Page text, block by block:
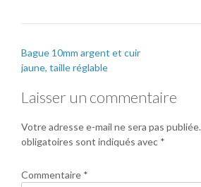
Bague 10mm argent et cuir
jaune, taille réglable
Laisser un commentaire
Votre adresse e-mail ne sera pas publiée.
obligatoires sont indiqués avec *
Commentaire *